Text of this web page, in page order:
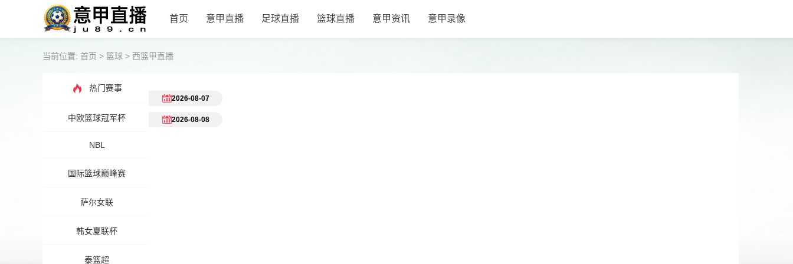
首页 意甲直播 足球直播 篮球直播 意甲资讯 意甲录像
当前位置: 首页 > 篮球 > 西篮甲直播
热门赛事
中欧篮球冠军杯
NBL
国际篮球巅峰赛
萨尔女联
韩女夏联杯
泰篮超
2026-08-07
2026-08-08